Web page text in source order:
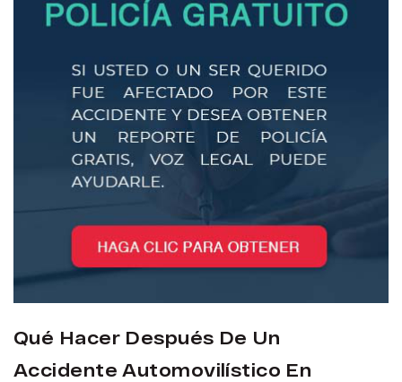
Qué Hacer Después De Un
Accidente Automovilístico En